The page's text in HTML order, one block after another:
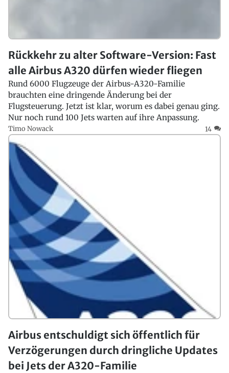
Rückkehr zu alter Software-Version: Fast
alle Airbus A320 dürfen wieder fliegen
Rund 6000 Flugzeuge der Airbus-A320-Familie
brauchten eine dringende Änderung bei der
Flugsteuerung. Jetzt ist klar, worum es dabei genau ging.
Nur noch rund 100 Jets warten auf ihre Anpassung.
Timo Nowack 14
Airbus entschuldigt sich öffentlich für
Verzögerungen durch dringliche Updates
bei Jets der A320-Familie